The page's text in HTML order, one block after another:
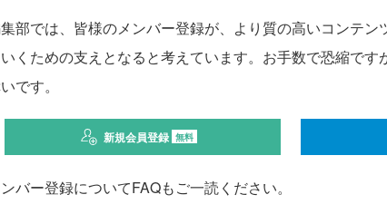
部では、皆様のメンバー登録が、より質の高いコンテン
くための支えとなると考えています。お手数で恐縮です
です。
新規会員登録 無料
バー登録についてFAQもご一読ください。